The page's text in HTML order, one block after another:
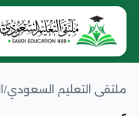
ملتقى التعليم السعودي/